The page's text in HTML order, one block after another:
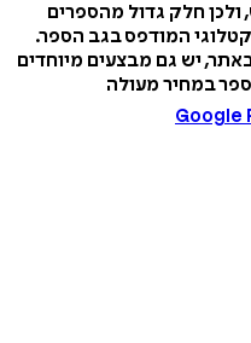
ולכן חלק גדול מהספרים
המודפס בגב הספר.
יש גם מבצעים מיוחדים
ספר במחיר מעולה
Google